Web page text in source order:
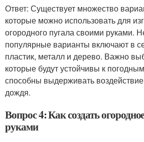
Ответ: Существует множество
которые можно использовать для
огородного пугала своими руками.
популярные варианты включают в
пластик, металл и дерево. Важно
которые будут устойчивы к
способны выдерживать
дождя.
Вопрос 4: Как создать
руками